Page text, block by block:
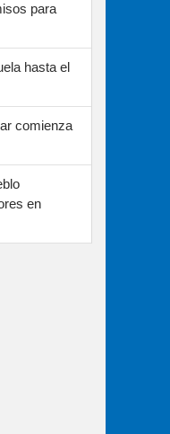
para
hasta el
comienza
en